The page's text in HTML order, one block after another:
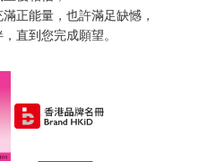
正能量，也許滿足缺憾，
直到您完成願望。